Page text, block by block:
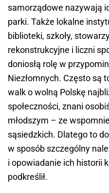
samorządowe nazywają
parki. Także lokalne
biblioteki, szkoły,
rekonstrukcyjne i liczni
doniosłą rolę w
Niezłomnych. Często są
walk o wolną Polskę
społeczności, znani
młodszym – ze
sąsiedzkich. Dlatego to
w sposób szczególny
i opowiadanie ich historii
podkreślił.